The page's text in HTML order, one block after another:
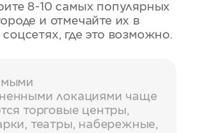
8-10 самых популярных
и отмечайте их в
где это возможно.
локациями чаще
торговые центры,
театры, набережные,